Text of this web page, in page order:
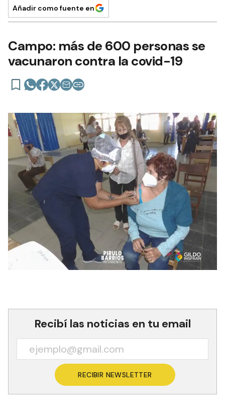
Añadir como fuente en
Campo: más de 600 personas se
vacunaron contra la covid-19
Recibí las noticias en tu email
RECIBIR NEWSLETTER